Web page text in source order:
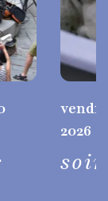
2026